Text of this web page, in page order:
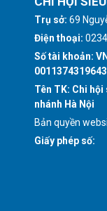
Trụ sở: 69
Điện thoại:
Số tài khoản:
Tên TK: Chi
nhánh Hà Nội
Bản quyền
Giấy phép số: